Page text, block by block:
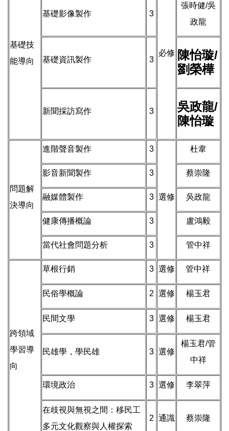
基礎技
能導向
必修
基礎影像製作 3
張時健/吳
政龍
基礎資訊製作 3
陳怡璇/
劉榮樺
新聞採訪寫作 3
吳政龍/
陳怡璇
問題解
決導向
進階聲音製作 3
選修
杜韋
影音新聞製作 3 蔡崇隆
融媒體製作 3 吳政龍
健康傳播概論 3 盧鴻毅
當代社會問題分析 3 管中祥
跨領域
學習導
向
草根行銷 3 選修 管中祥
民俗學概論 2 選修 楊玉君
民間文學 3 選修 楊玉君
民雄學，學民雄 3 選修
楊玉君/管
中祥
環境政治 3 選修 李翠萍
在歧視與無視之間：移民工
多元文化觀察與人權探索
2 通識 蔡崇隆